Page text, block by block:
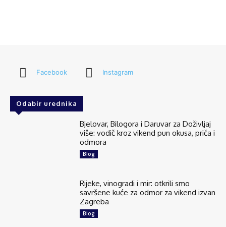
Facebook Instagram
Odabir urednika
Bjelovar, Bilogora i Daruvar za Doživljaj
više: vodič kroz vikend pun okusa, priča i
odmora
Blog
Rijeke, vinogradi i mir: otkrili smo
savršene kuće za odmor za vikend izvan
Zagreba
Blog